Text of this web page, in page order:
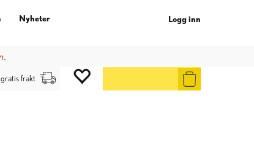
Logg inn
Nyheter
frakt